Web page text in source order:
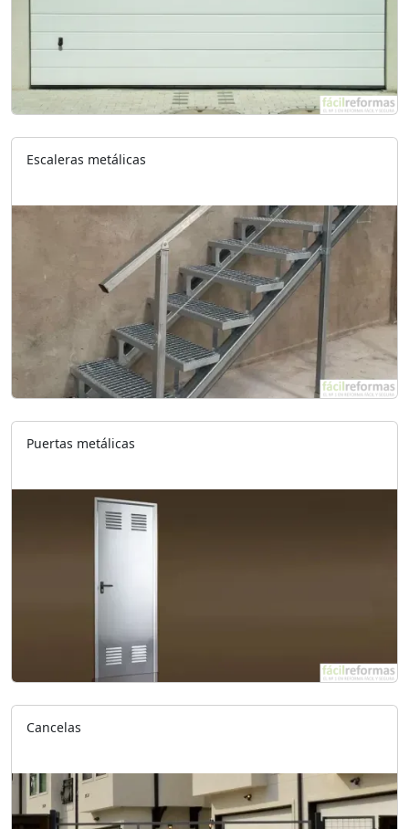
Escaleras metálicas
Puertas metálicas
Cancelas